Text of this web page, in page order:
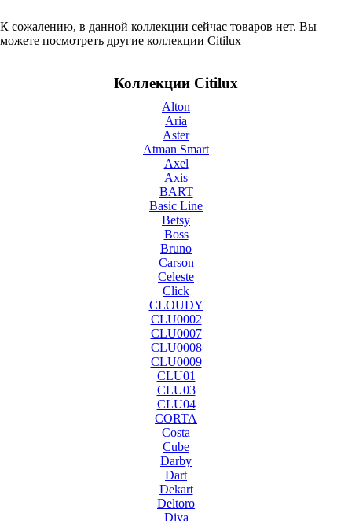
К сожалению, в данной коллекции сейчас товаров нет. Вы
можете посмотреть другие коллекции Citilux
Коллекции Citilux
Alton
Aria
Aster
Atman Smart
Axel
Axis
BART
Basic Line
Betsy
Boss
Bruno
Carson
Celeste
Click
CLOUDY
CLU0002
CLU0007
CLU0008
CLU0009
CLU01
CLU03
CLU04
CORTA
Costa
Cube
Darby
Dart
Dekart
Deltoro
Diva